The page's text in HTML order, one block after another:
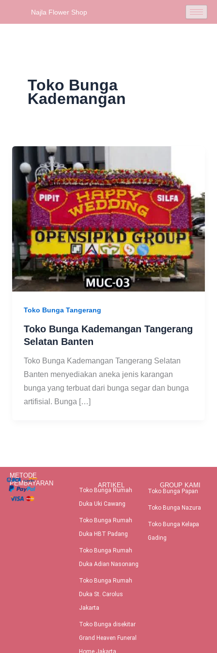
Najla Flower Shop
Toko Bunga
Kademangan
Toko Bunga Tangerang
Toko Bunga Kademangan Tangerang
Selatan Banten
Toko Bunga Kademangan Tangerang Selatan
Banten menyediakan aneka jenis karangan
bunga yang terbuat dari bunga segar dan bunga
artifisial. Bunga […]
METODE
PEMBAYARAN
ARTIKEL
Toko Bunga Rumah
Duka Uki Cawang
Toko Bunga Rumah
Duka HBT Padang
Toko Bunga Rumah
Duka Adian Nasonang
Toko Bunga Rumah
Duka St. Carolus
Jakarta
Toko Bunga disekitar
Grand Heaven Funeral
GROUP KAMI
Toko Bunga Papan
Toko Bunga Nazura
Toko Bunga Kelapa
Gading